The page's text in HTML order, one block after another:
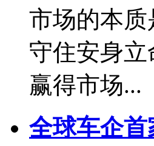
市场的本
守住安身
赢得市场...
全球车企